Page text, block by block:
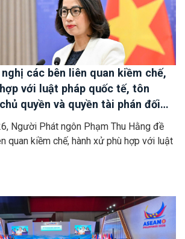
các bên liên quan kiềm chế,
với luật pháp quốc tế, tôn
quyền và quyền tài phán đối
kinh tế và thềm lục địa của
biển
Người Phát ngôn Phạm Thu Hằng đề
quan kiềm chế, hành xử phù hợp với luật